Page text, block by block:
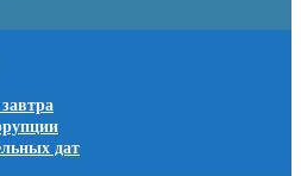
дат